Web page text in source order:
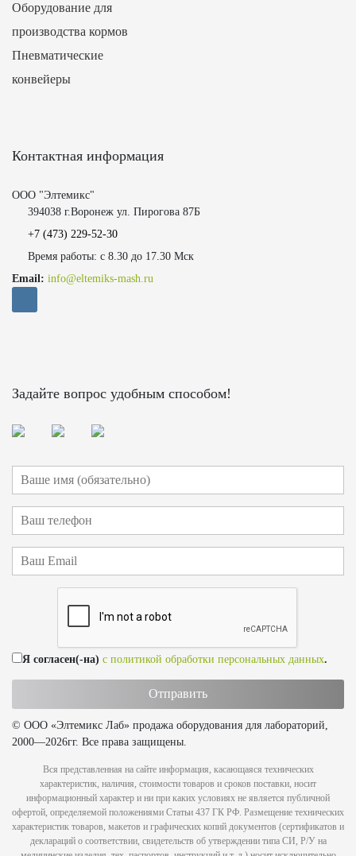
Оборудование для
производства кормов
Пневматические
конвейеры
Контактная информация
ООО "Элтемикс"
394038 г.Воронеж ул. Пирогова 87Б
+7 (473) 229-52-30
Время работы: с 8.30 до 17.30 Мск
Email: info@eltemiks-mash.ru
Задайте вопрос удобным способом!
Я согласен(-на) с политикой обработки персональных данных.
© ООО «Элтемикс Лаб» продажа оборудования для лабораторий,
2000—2026гг. Все права защищены.
Вся представленная на сайте информация, касающаяся технических
характеристик, наличия, стоимости товаров и сроков поставки, носит
информационный характер и ни при каких условиях не является публичной
офертой, определяемой положениями Статьи 437 ГК РФ. Размещение технических
характеристик товаров, макетов и графических копий документов (сертификатов и
деклараций о соответствии, свидетельств об утверждении типа СИ, Р/У на